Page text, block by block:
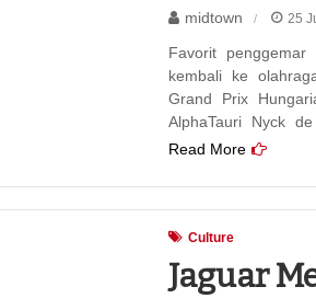
midtown 25
Favorit
kembali ke
Grand Prix
AlphaTauri Nyck
Read More
Culture
Jaguar